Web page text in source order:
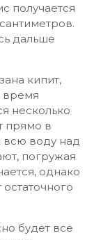
получается
дальше
кипит,
время
несколько
прямо в
всю воду над
погружая
однако
будет все